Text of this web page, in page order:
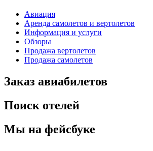
Авиация
Аренда самолетов и вертолетов
Информация и услуги
Обзоры
Продажа вертолетов
Продажа самолетов
Заказ авиабилетов
Поиск отелей
Мы на фейсбуке